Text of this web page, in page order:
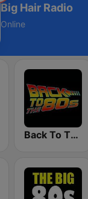
Big Hair Radio
Online
Back To The 80's Radio